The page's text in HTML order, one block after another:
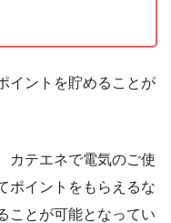
イントを貯めることが
カテエネで電気のご使
ポイントをもらえるな
ことが可能となってい